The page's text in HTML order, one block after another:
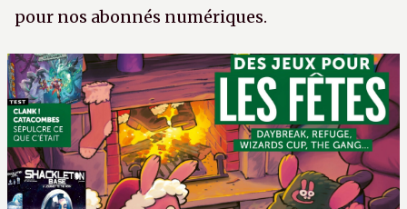
pour nos abonnés numériques.